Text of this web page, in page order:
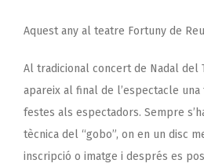
Aquest any al teatre Fortuny de
Al tradicional concert de Nadal del
apareix al final de l’espectacle
festes als espectadors. Sempre
tècnica del “gobo”, on en un disc
inscripció o imatge i després es